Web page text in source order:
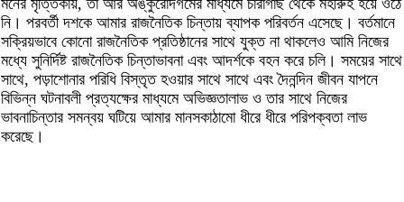
মনের মৃত্তিকায়, তা আর অঙ্কুরোদগমের মাধ্যমে চারাগাছ থেকে মহীরুহ হয়ে ওঠে
নি। পরবর্তী দশকে আমার রাজনৈতিক চিন্তায় ব্যাপক পরিবর্তন এসেছে। বর্তমানে
সক্রিয়ভাবে কোনো রাজনৈতিক প্রতিষ্ঠানের সাথে যুক্ত না থাকলেও আমি নিজের
মধ্যে সুনির্দিষ্ট রাজনৈতিক চিন্তাভাবনা এবং আদর্শকে বহন করে চলি। সময়ের সাথে
সাথে, পড়াশোনার পরিধি বিস্তৃত হওয়ার সাথে সাথে এবং দৈনন্দিন জীবন যাপনে
বিভিন্ন ঘটনাবলী প্রত্যক্ষের মাধ্যমে অভিজ্ঞতালাভ ও তার সাথে নিজের
ভাবনাচিন্তার সমন্বয় ঘটিয়ে আমার মানসকাঠামো ধীরে ধীরে পরিপক্বতা লাভ
করেছে।